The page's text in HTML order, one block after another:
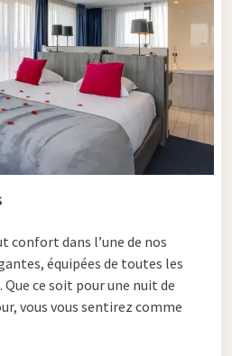
confort dans l’une de nos
équipées de toutes les
ce soit pour une nuit de
vous vous sentirez comme